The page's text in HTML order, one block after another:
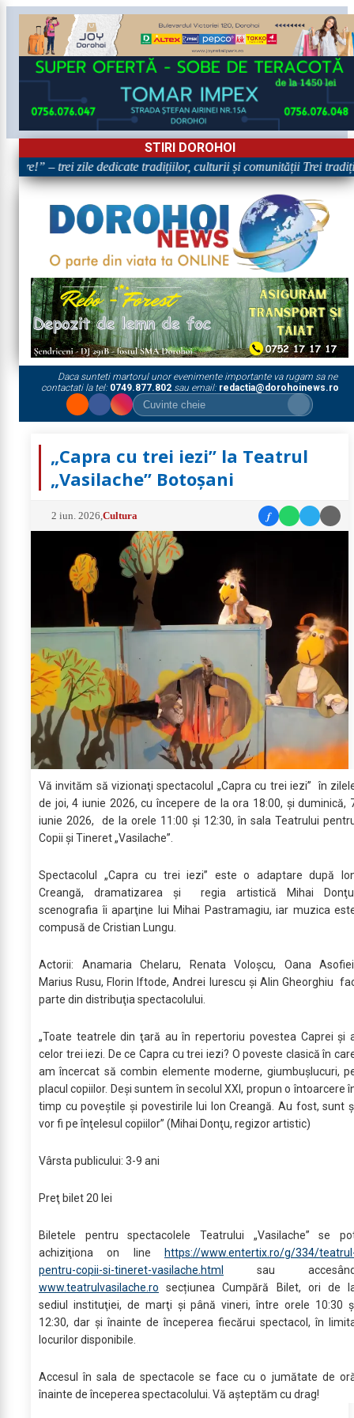
STIRI DOROHOI
– trei zile dedicate tradițiilor, culturii și comunității Trei
Daca sunteti martorul unor evenimente importante va rugam sa ne
contactati la tel: 0749.877.802sau email: redactia@dorohoinews.ro
„Capra cu trei iezi” la Teatrul
„Vasilache” Botoșani
2 iun. 2026 ,Cultura f
Vă invităm să vizionaţi spectacolul „Capra cu trei iezi” în
de joi, 4 iunie 2026, cu începere de la ora 18:00, şi duminică,
iunie 2026, de la orele 11:00 şi 12:30, în sala Teatrului
Copii şi Tineret „Vasilache”.
Spectacolul „Capra cu trei iezi” este o adaptare după
Creangă, dramatizarea şi regia artistică Mihai
scenografia îi aparţine lui Mihai Pastramagiu, iar muzica
compusă de Cristian Lungu.
Actorii: Anamaria Chelaru, Renata Voloșcu, Oana
Marius Rusu, Florin Iftode, Andrei Iurescu şi Alin Gheorghiu
parte din distribuţia spectacolului.
„Toate teatrele din ţară au în repertoriu povestea Caprei şi
celor trei iezi. De ce Capra cu trei iezi? O poveste clasică în
am încercat să combin elemente moderne, giumbuşlucuri,
placul copiilor. Deşi suntem în secolul XXI, propun o întoarcere
timp cu poveştile şi povestirile lui Ion Creangă. Au fost, sunt
vor fi pe înţelesul copiilor” (Mihai Donţu, regizor artistic)
Vârsta publicului: 3-9 ani
Preţ bilet 20 lei
Biletele pentru spectacolele Teatrului „Vasilache” se
achiziţiona on line
https://www.entertix.ro/g/334/
pentru-copii-si-tineret-vasilache.html
sau
www.teatrulvasilache.ro secțiunea Cumpără Bilet, ori de
sediul instituţiei, de marţi şi până vineri, între orele 10:30
12:30, dar şi înainte de începerea fiecărui spectacol, în
locurilor disponibile.
Accesul în sala de spectacole se face cu o jumătate de
înainte de începerea spectacolului. Vă aşteptăm cu drag!